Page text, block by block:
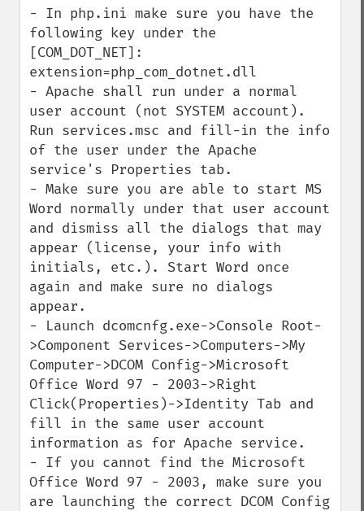
- In php.ini make sure you have the
following key under the
[COM_DOT_NET]:
extension=php_com_dotnet.dll
- Apache shall run under a normal
user account (not SYSTEM account).
Run services.msc and fill-in the info
of the user under the Apache
service's Properties tab.
- Make sure you are able to start MS
Word normally under that user account
and dismiss all the dialogs that may
appear (license, your info with
initials, etc.). Start Word once
again and make sure no dialogs
appear.
- Launch dcomcnfg.exe->Console Root-
>Component Services->Computers->My
Computer->DCOM Config->Microsoft
Office Word 97 - 2003->Right
Click(Properties)->Identity Tab and
fill in the same user account
information as for Apache service.
- If you cannot find the Microsoft
Office Word 97 - 2003, make sure you
are launching the correct DCOM Config